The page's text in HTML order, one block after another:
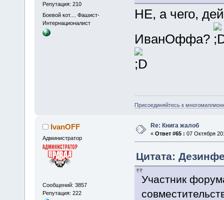
Репутация: 210
Боевой кот.... Фашист-
Интернационалист
НЕ, а чего,
ИванОффа?
Присоединяйтесь к
IvanOFF
Администратор
Сообщений: 3857
Репутация: 222
Re: Книга жалоб
« Ответ #65 : 07 Октября
Цитата:
Участник